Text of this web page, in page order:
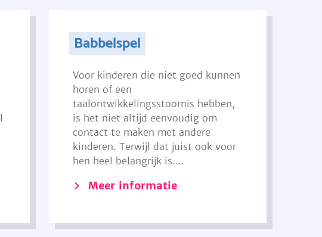
Babbelspel
Voor kinderen die niet goed kunnen
horen of een
taalontwikkelingsstoornis hebben,
is het niet altijd eenvoudig om
contact te maken met andere
kinderen. Terwijl dat juist ook voor
hen heel belangrijk is....
Meer informatie